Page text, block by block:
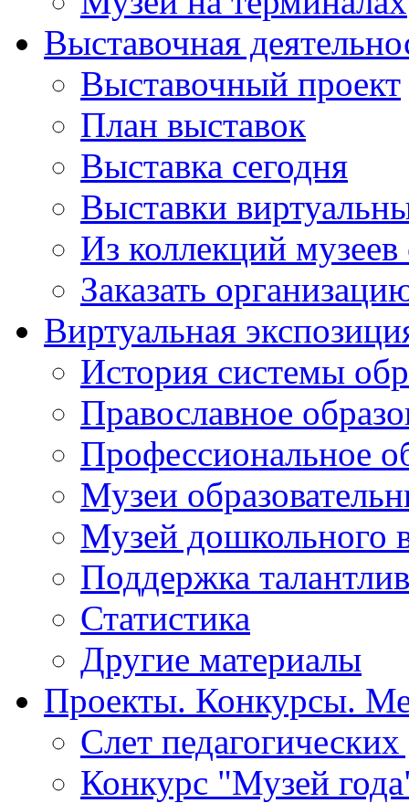
Выставочная
Выставочный проект
План выставок
Выставка сегодня
Выставки
Из коллекций
Заказать
Виртуальная
История системы
Православное
Профессиональное
Музеи
Музей дошкольного
Поддержка
Статистика
Другие материалы
Проекты. Конкурсы.
Cлет
Конкурс "Музей